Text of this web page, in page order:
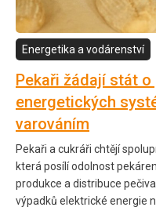
Energetika a vodárenství
Pekaři žádají stát
energetických
varováním
Pekaři a cukráři chtějí
která posílí odolnost
produkce a distribuce
výpadků elektrické energie